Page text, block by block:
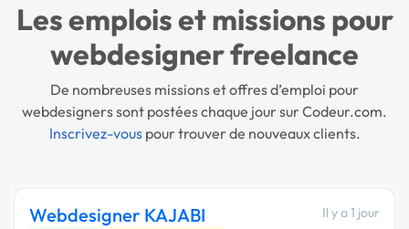
Les emplois et missions pour
webdesigner freelance
De nombreuses missions et offres d’emploi pour
webdesigners sont postées chaque jour sur Codeur.com.
Inscrivez-vouspour trouver de nouveaux clients.
Webdesigner KAJABI Il y a 1 jour